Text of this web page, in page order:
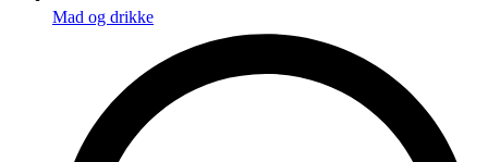
Mad og drikke